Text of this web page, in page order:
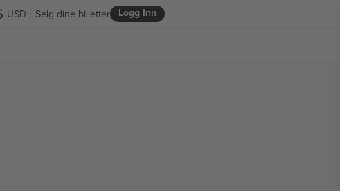
USD Logg Inn
Selg dine billetter